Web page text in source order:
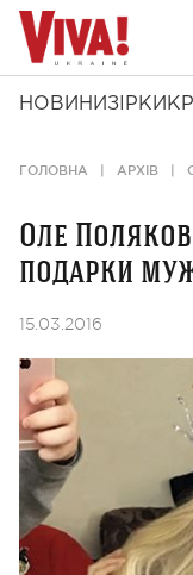
НОВИНИ ЗІРКИ
ГОЛОВНА АРХІВ
Оле
подарки
15.03.2016